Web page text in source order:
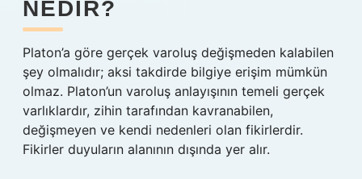
NEDIR?
Platon’a göre gerçek varoluş değişmeden kalabilen
şey olmalıdır; aksi takdirde bilgiye erişim mümkün
olmaz. Platon’un varoluş anlayışının temeli gerçek
varlıklardır, zihin tarafından kavranabilen,
değişmeyen ve kendi nedenleri olan fikirlerdir.
Fikirler duyuların alanının dışında yer alır.